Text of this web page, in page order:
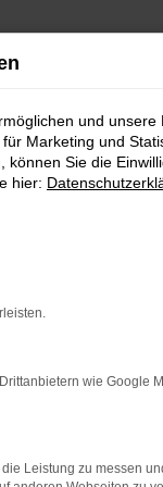
Design als
Einerseits
wir
diese Vorteile
eine
und unsere
Marketing und
Sie die
hier:
wie Google
Leistung zu messen